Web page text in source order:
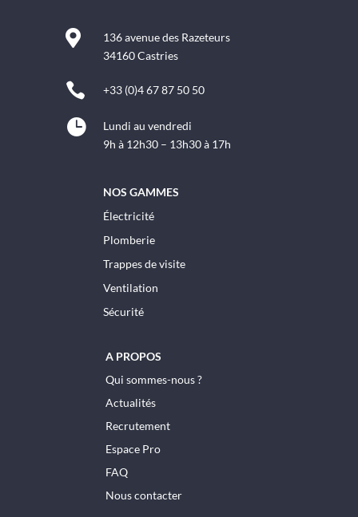

136 avenue des Razeteurs
34160 Castries
 +33 (0)4 67 87 50 50

Lundi au vendredi
9h à 12h30 – 13h30 à 17h
NOS GAMMES
Électricité
Plomberie
Trappes de visite
Ventilation
Sécurité
A PROPOS
Qui sommes-nous ?
Actualités
Recrutement
Espace Pro
FAQ
Nous contacter